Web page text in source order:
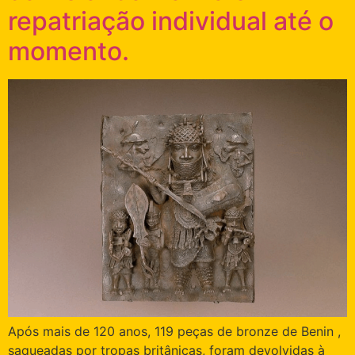
repatriação individual até o
momento.
Após mais de 120 anos, 119 peças de bronze de Benin ,
saqueadas por tropas britânicas, foram devolvidas à